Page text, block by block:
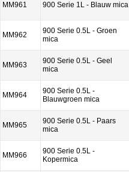
MM961 900 Serie 1L - Blauw mica
MM962
900 Serie 0.5L - Groen
mica
MM963
900 Serie 0.5L - Geel
mica
MM964
900 Serie 0.5L -
Blauwgroen mica
MM965
900 Serie 0.5L - Paars
mica
MM966
900 Serie 0.5L -
Kopermica